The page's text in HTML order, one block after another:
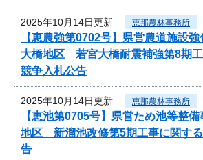
2025年10月14日更新 恵那農林事務所
【恵農強第0702号】県営農道施設
大橋地区 若宮大橋耐震補強第8期
競争入札公告
2025年10月14日更新 恵那農林事務所
【恵池第0705号】県営ため池等整
地区 新溜池改修第5期工事に関す
告